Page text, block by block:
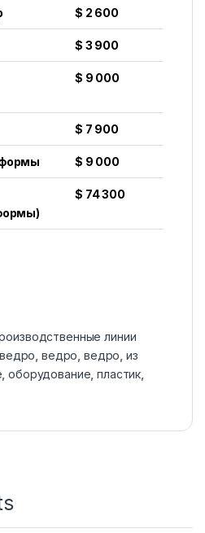
$ 2 600
$ 3 900
$ 9 000
$ 7 900
$ 9 000
$ 74 300
линии
ведро ведро ,ведро ,из
,оборудование ,пластик